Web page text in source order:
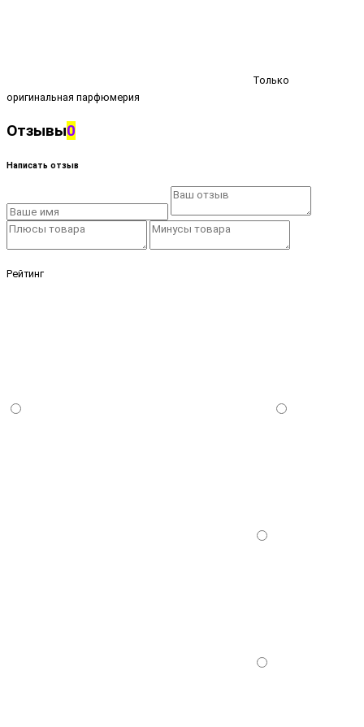
Только
оригинальная парфюмерия
Отзывы0
Написать отзыв
Рейтинг